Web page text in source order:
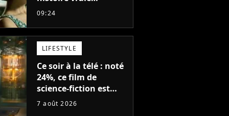
glaçante, c'est l'un
21ème siècle
09:24
LIFESTYLE
Ce soir à la télé : noté
24%, ce film de
science-fiction est
complètement raté,
7 août 2026